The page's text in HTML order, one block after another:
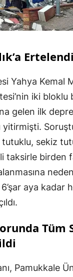
Ertelendi
Yahya Kemal
iki bloklu
gelen ilk
yitirmişti.
tutuklu, sekiz
taksirle birden
aya kadar
Tüm
Pamukkale